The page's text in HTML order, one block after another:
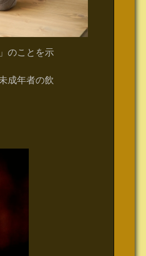
のことを示
成年者の飲